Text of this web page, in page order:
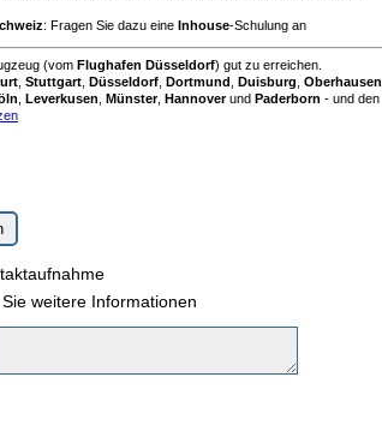
: Fragen Sie dazu eine Inhouse-Schulung an
(vom Flughafen Düsseldorf) gut zu erreichen.
Stuttgart Düsseldorf Dortmund Duisburg Oberhausen
Leverkusen Münster, Hannoverund Paderborn - und den
weitere Informationen